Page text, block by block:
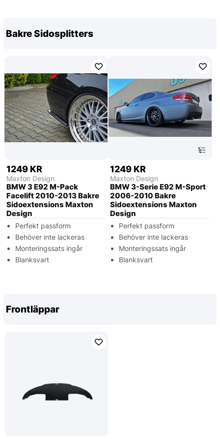
Bakre Sidosplitters
1249 KR
Maxton Design
BMW 3 E92 M-Pack
Facelift 2010-2013 Bakre
Sidoextensions Maxton
Design
Perfekt passform
Behöver inte lackeras
Monteringssats ingår
Blanksvart
1249 KR
Maxton Design
BMW 3-Serie E92 M-Sport
2006-2010 Bakre
Sidoextensions Maxton
Design
Perfekt passform
Behöver inte lackeras
Monteringssats ingår
Blanksvart
Frontläppar